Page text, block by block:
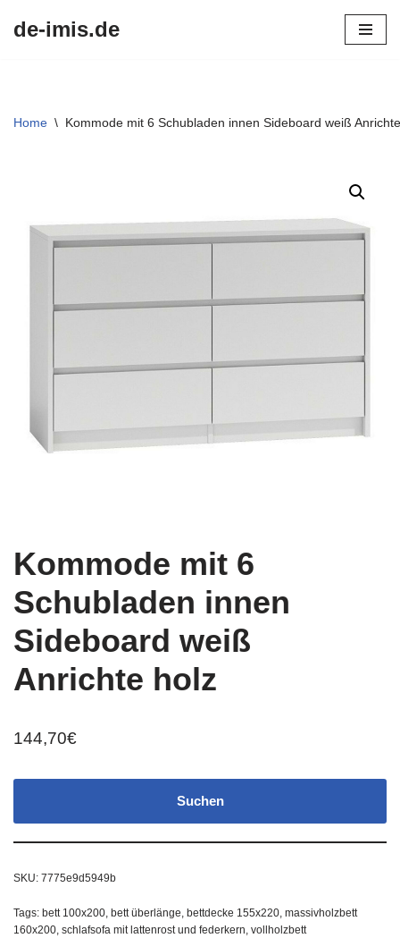
de-imis.de
Home \ Kommode mit 6 Schubladen innen Sideboard weiß
Kommode mit 6
Schubladen innen
Sideboard weiß
Anrichte holz
144,70€
Suchen
SKU: 7775e9d5949b
Tags: bett 100x200, bett überlänge, bettdecke 155x220, massivholzbett
160x200, schlafsofa mit lattenrost und federkern, vollholzbett